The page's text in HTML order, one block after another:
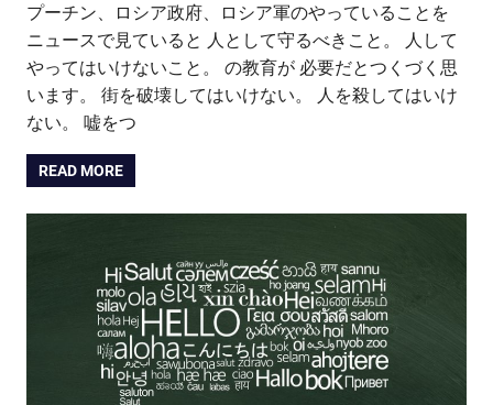
プーチン、ロシア政府、ロシア軍のやっていることを
ニュースで見ていると 人として守るべきこと。 人して
やってはいけないこと。 の教育が 必要だとつくづく思
います。 街を破壊してはいけない。 人を殺してはいけ
ない。 嘘をつ
READ MORE